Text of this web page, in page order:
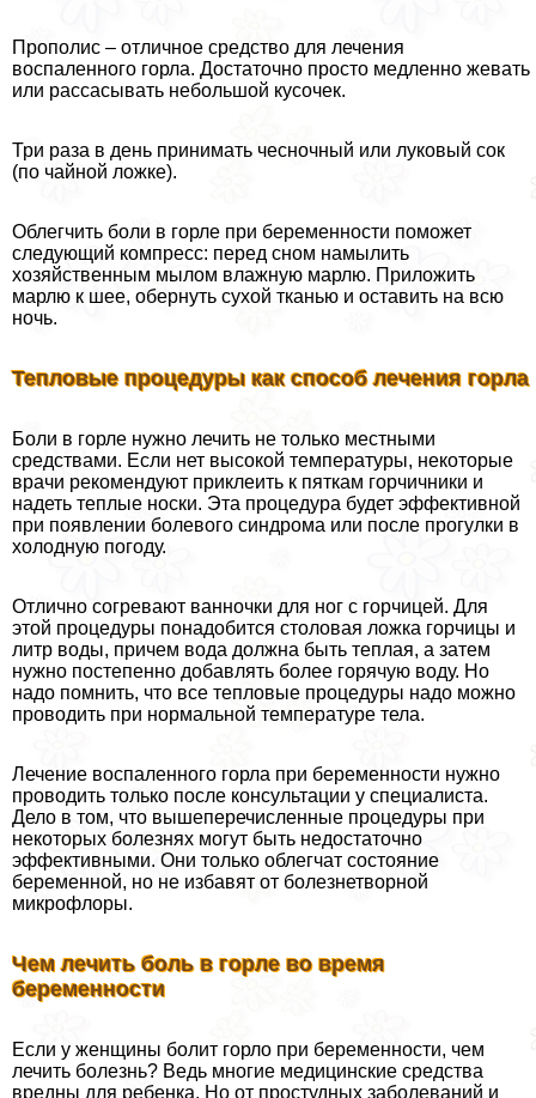
Прополис ‒ отличное средство для лечения
воспаленного горла. Достаточно просто медленно жевать
или рассасывать небольшой кусочек.
Три раза в день принимать чесночный или луковый сок
(по чайной ложке).
Облегчить боли в горле при беременности поможет
следующий компресс: перед сном намылить
хозяйственным мылом влажную марлю. Приложить
марлю к шее, обернуть сухой тканью и оставить на всю
ночь.
Тепловые процедуры как способ лечения горла
Боли в горле нужно лечить не только местными
средствами. Если нет высокой температуры, некоторые
врачи рекомендуют приклеить к пяткам горчичники и
надеть теплые носки. Эта процедypa будет эффективной
при появлении болевого синдрома или после прогулки в
холодную погоду.
Отлично согревают ванночки для ног с горчицей. Для
этой процедуры понадобится столовая ложка горчицы и
литр воды, причем вода должна быть теплая, а затем
нужно постепенно добавлять более горячую воду. Но
надо помнить, что все тепловые процедуры надо можно
проводить при нормальной температуре тела.
Лечение воспаленного горла при беременности нужно
проводить только после консультации у специалиста.
Дело в том, что вышеперечисленные процедуры при
некоторых болезнях могут быть недостаточно
эффективными. Они только облегчат состояние
беременной, но не избавят от болезнетворной
микрофлоры.
Чем лечить боль в горле во время
беременности
Если у женщины болит горло при беременности, чем
лечить болезнь? Ведь многие медицинские средства
вредны для ребенка. Но от простудных заболеваний и